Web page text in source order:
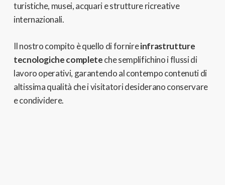
turistiche, musei, acquari e strutture ricreative
internazionali.
Il nostro compito è quello di fornireinfrastrutture
tecnologiche completeche semplifichino i flussi di
lavoro operativi, garantendo al contempo contenuti di
altissima qualità che i visitatori desiderano conservare
e condividere.